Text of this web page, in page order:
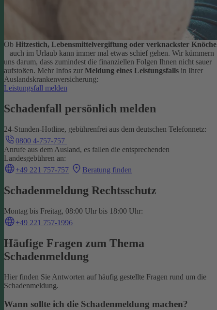
Ob Hitzestich, Lebensmittelvergiftung oder verknackster
– auch im Urlaub kann immer mal etwas schief gehen. Wir kümmern
uns darum, dass zumindest die finanziellen Folgen Ihnen nicht sauer
aufstoßen. Mehr Infos zur Meldung eines Leistungsfalls in Ihrer
Auslandskrankenversicherung:
Leistungsfall melden
Schadenfall persönlich melden
24-Stunden-Hotline, gebührenfrei aus dem deutschen Telefonnetz:
0800 4-757-757
Anrufe aus dem Ausland, es fallen die entsprechenden
Landesgebühren an:
+49 221 757-757
Beratung finden
Schadenmeldung Rechtsschutz
Montag bis Freitag, 08:00 Uhr bis 18:00 Uhr:
+49 221 757-1996
Häufige Fragen zum Thema
Schadenmeldung
Hier finden Sie Antworten auf häufig gestellte Fragen rund um die
Schadenmeldung.
Wann sollte ich die Schadenmeldung machen?